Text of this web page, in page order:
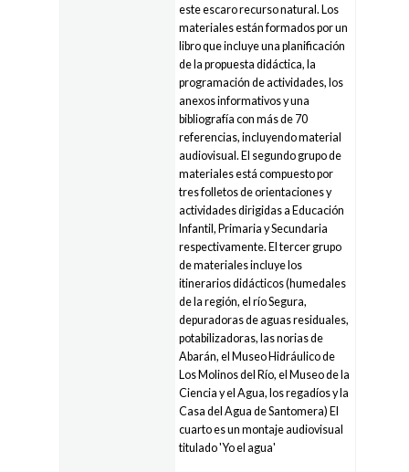
este escaro recurso natural. Los
materiales están formados por un
libro que incluye una planificación
de la propuesta didáctica, la
programación de actividades, los
anexos informativos y una
bibliografía con más de 70
referencias, incluyendo material
audiovisual. El segundo grupo de
materiales está compuesto por
tres folletos de orientaciones y
actividades dirigidas a Educación
Infantil, Primaria y Secundaria
respectivamente. El tercer grupo
de materiales incluye los
itinerarios didácticos (humedales
de la región, el río Segura,
depuradoras de aguas residuales,
potabilizadoras, las norias de
Abarán, el Museo Hidráulico de
Los Molinos del Río, el Museo de la
Ciencia y el Agua, los regadíos y la
Casa del Agua de Santomera) El
cuarto es un montaje audiovisual
titulado 'Yo el agua'